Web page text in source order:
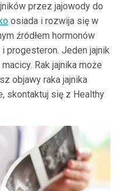
przez jajowody do
osiada i rozwija się w
źródłem hormonów
progesteron. Jeden jajnik
Rak jajnika może
objawy raka jajnika
skontaktuj się z Healthy